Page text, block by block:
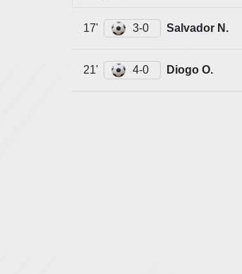
17' 3-0 Salvador N.
21' 4-0 Diogo O.